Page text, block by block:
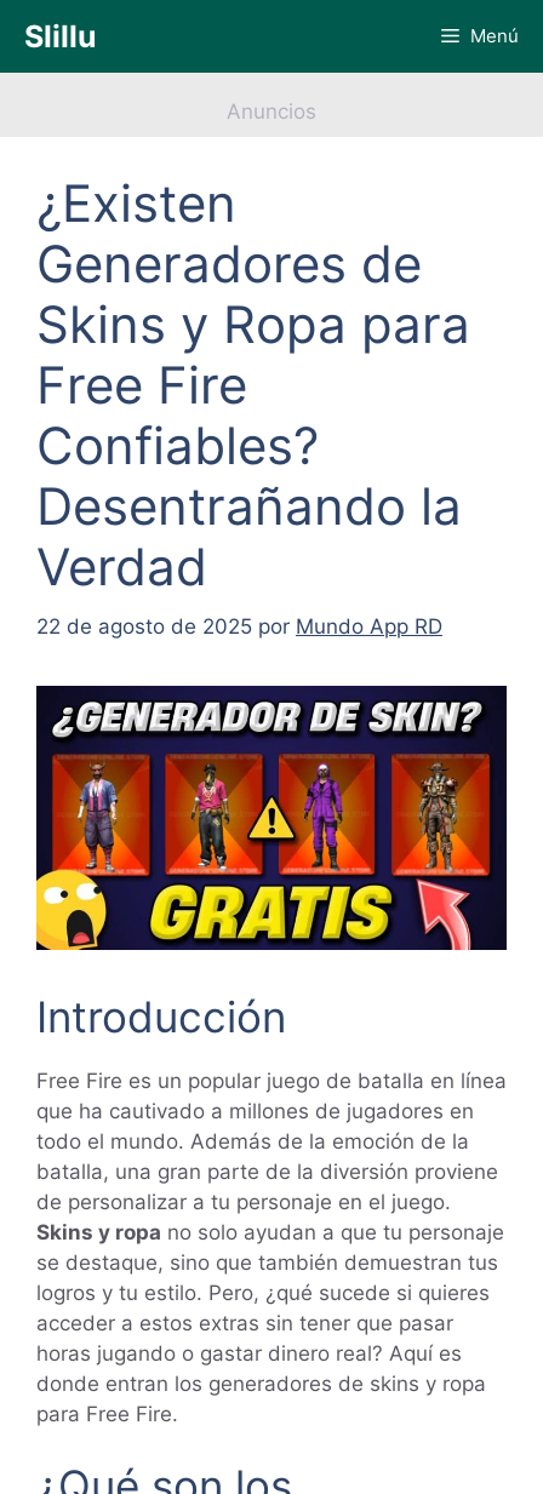
contenido
Slillu Menú
Anuncios
¿Existen
Generadores de
Skins y Ropa para
Free Fire
Confiables?
Desentrañando la
Verdad
22 de agosto de 2025 por Mundo App RD
Introducción
Free Fire es un popular juego de batalla en línea
que ha cautivado a millones de jugadores en
todo el mundo. Además de la emoción de la
batalla, una gran parte de la diversión proviene
de personalizar a tu personaje en el juego.
Skins y ropa no solo ayudan a que tu personaje
se destaque, sino que también demuestran tus
logros y tu estilo. Pero, ¿qué sucede si quieres
acceder a estos extras sin tener que pasar
horas jugando o gastar dinero real? Aquí es
donde entran los generadores de skins y ropa
para Free Fire.